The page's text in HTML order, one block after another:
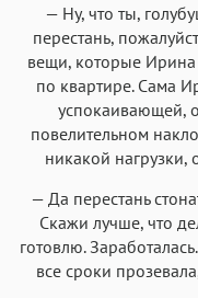
— Ну, что ты,
перестань,
вещи, которые
по квартире. Сама
успокаивающей,
повелительном
никакой нагрузки,
— Да перестань
Скажи лучше, что
готовлю.
все сроки